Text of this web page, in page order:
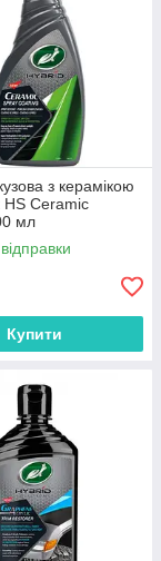
з керамікою
HS Ceramic
мл
Купити